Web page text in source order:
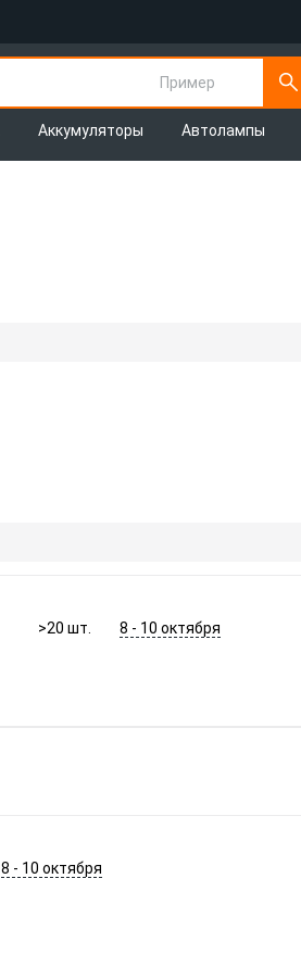
Пример
Аккумуляторы Автолампы
>20шт. 8 - 10 октября
8 - 10 октября